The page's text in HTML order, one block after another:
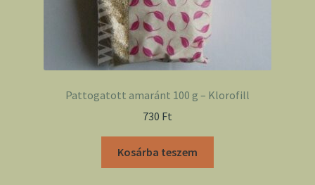
Pattogatott amaránt 100 g – Klorofill
730 Ft
Kosárba teszem